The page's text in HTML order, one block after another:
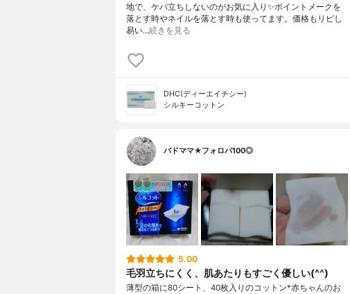
地で、ケバ立ちしないのがお気に入り✨ポイントメークを
落とす時やネイルを落とす時も使ってます。価格もリピし
易い…続きを見る
DHC(ディーエイチシー)
シルキーコットン
バドママ★フォロバ100◎
5.00
毛羽立ちにくく、肌あたりもすごく優しい(^^)
薄型の箱に80シート、40枚入りのコットン*赤ちゃんのお